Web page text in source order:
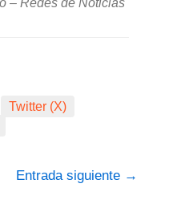
Twitter (X)
Entrada siguiente →